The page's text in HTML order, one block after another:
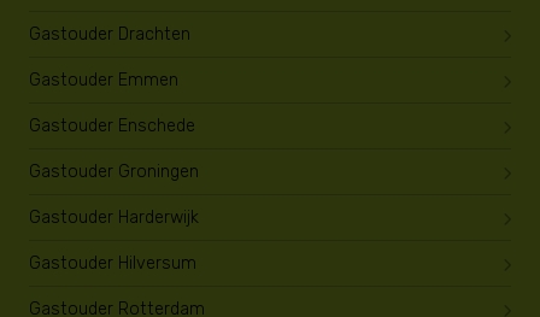
Gastouder Drachten
Gastouder Emmen
Gastouder Enschede
Gastouder Groningen
Gastouder Harderwijk
Gastouder Hilversum
Gastouder Rotterdam